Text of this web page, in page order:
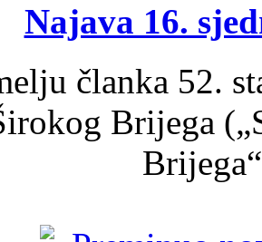
Najava 16.
članka 52.
Brijega